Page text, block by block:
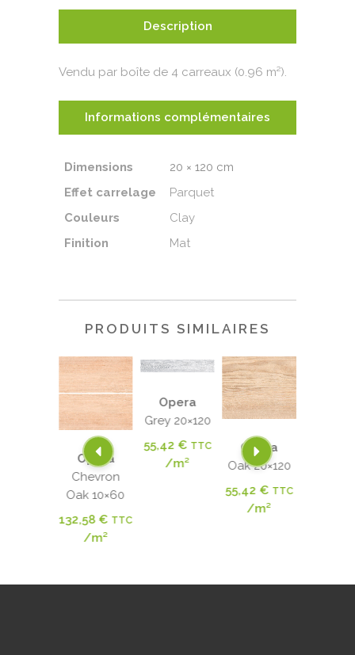
Description
Vendu par boîte de 4 carreaux (0.96 m²).
Informations complémentaires
Dimensions
20 × 120 cm
Effet carrelage
Parquet
Couleurs
Clay
Finition
Mat
PRODUITS SIMILAIRES
Opera
Chevron
Oak 10×60
132,58 € TTC
/m²
Opera
Grey 20×120
55,42 € TTC
/m²
Opera
Oak 20×120
55,42 € TTC
/m²